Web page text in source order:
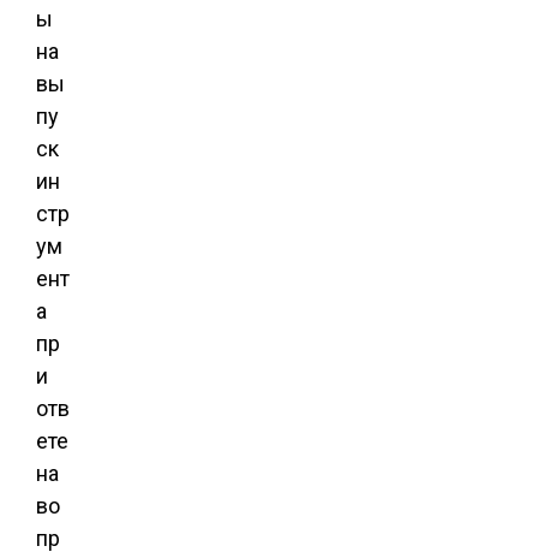
ы
на
вы
пу
ск
ин
стр
ум
ент
а
пр
и
отв
ете
на
во
пр